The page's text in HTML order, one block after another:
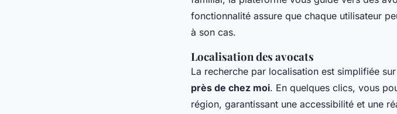
fonctionnalité assure que chaque utilisateur
à son cas.
Localisation des avocats
La recherche par localisation est simplifiée
près de chez moi. En quelques clics, vous
région, garantissant une accessibilité et une